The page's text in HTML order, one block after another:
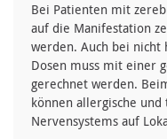
Bei Patienten mit
auf die Manifestation
werden. Auch bei nicht
Dosen muss mit einer
gerechnet werden.
können allergische und
Nervensystems auf